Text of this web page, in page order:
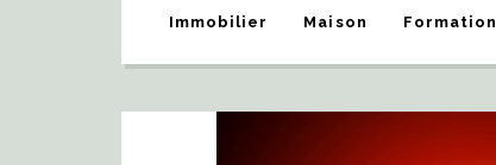
Immobilier Maison Formation